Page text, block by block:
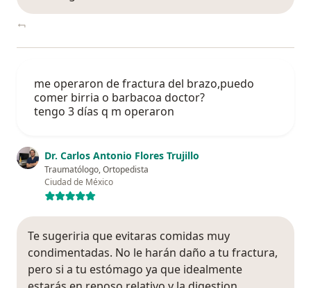
me operaron de fractura del brazo,puedo
comer birria o barbacoa doctor?
tengo 3 días q m operaron
Dr. Carlos Antonio Flores Trujillo
Traumatólogo, Ortopedista
Ciudad de México
Te sugeriria que evitaras comidas muy
condimentadas. No le harán daño a tu fractura,
pero si a tu estómago ya que idealmente